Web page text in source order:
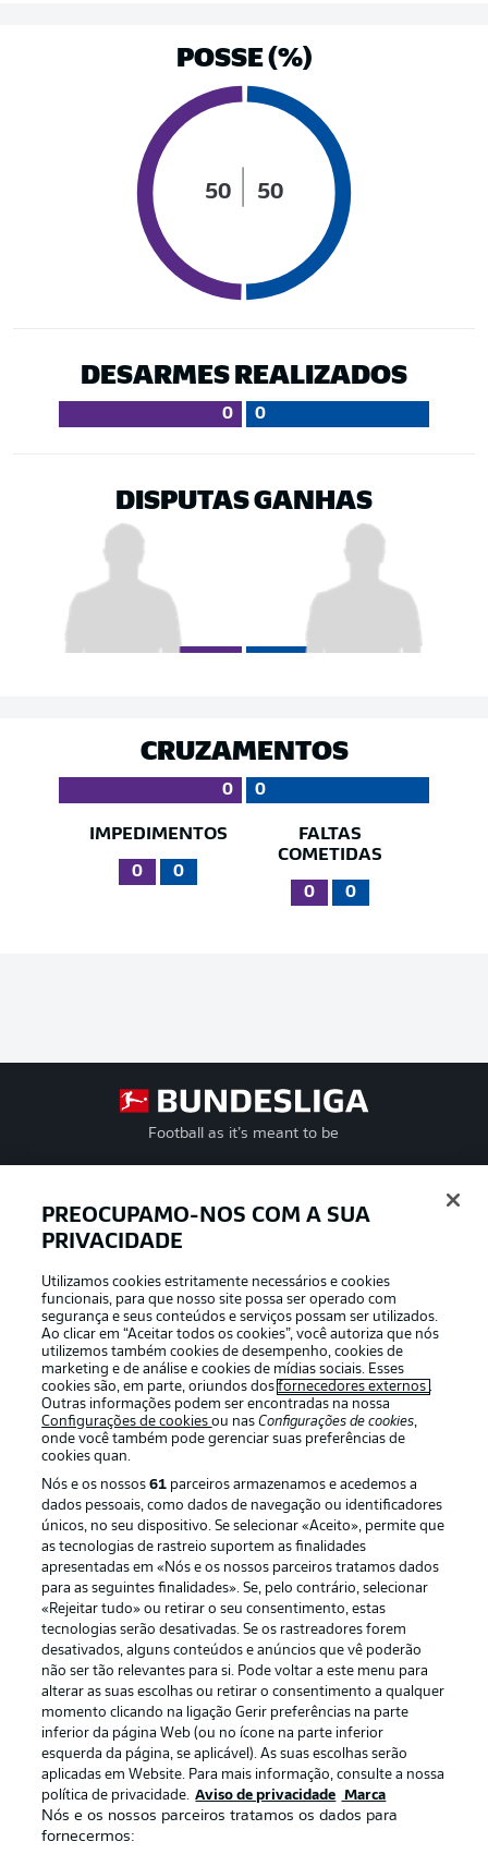
POSSE (%)
50 50
DESARMES REALIZADOS
0 0
DISPUTAS GANHAS
CRUZAMENTOS
0 0
IMPEDIMENTOS
0 0
FALTAS
COMETIDAS
0 0
Football as it’s meant to be
APLICATIVO DA BUNDESLIGA
Oferecido por
Publicidade Avisos legais
Gerir preferências Aviso de privacidade
Trabalhe conosco
Marca Contato
Jogadores
PREOCUPAMO-NOS COM A SUA
PRIVACIDADE
Utilizamos cookies estritamente necessários e cookies
funcionais, para que nosso site possa ser operado com
segurança e seus conteúdos e serviços possam ser utilizados.
Ao clicar em “Aceitar todos os cookies”, você autoriza que nós
utilizemos também cookies de desempenho, cookies de
marketing e de análise e cookies de mídias sociais. Esses
cookies são, em parte, oriundos dosfornecedores externos .
Outras informações podem ser encontradas na nossa
Configurações de cookiesou nasConfigurações de cookies,
onde você também pode gerenciar suas preferências de
cookies quan.
Nós e os nossos61 parceiros armazenamos e acedemos a
dados pessoais, como dados de navegação ou identificadores
únicos, no seu dispositivo. Se selecionar «Aceito», permite que
as tecnologias de rastreio suportem as finalidades
apresentadas em «Nós e os nossos parceiros tratamos dados
para as seguintes finalidades». Se, pelo contrário, selecionar
«Rejeitar tudo» ou retirar o seu consentimento, estas
tecnologias serão desativadas. Se os rastreadores forem
desativados, alguns conteúdos e anúncios que vê poderão
não ser tão relevantes para si. Pode voltar a este menu para
alterar as suas escolhas ou retirar o consentimento a qualquer
momento clicando na ligação Gerir preferências na parte
inferior da página Web (ou no ícone na parte inferior
esquerda da página, se aplicável). As suas escolhas serão
aplicadas em Website. Para mais informação, consulte a nossa
política de privacidade. Aviso de privacidade Marca
Nós e os nossos parceiros tratamos os dados para
fornecermos: